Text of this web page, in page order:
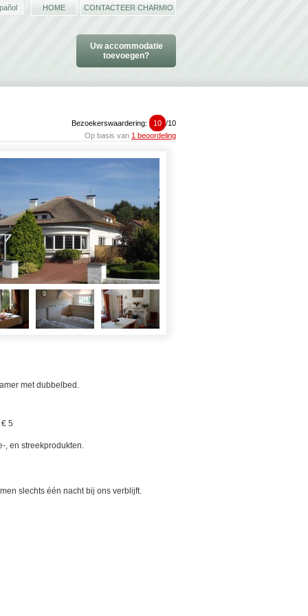
Uw accommodatie
toevoegen?
HOME CONTACTEER CHARMIO
Bezoekerswaardering: 10 /10
Op basis van 1 beoordeling
met dubbelbed.
5
, en streekprodukten.
slechts één nacht bij ons verblijft.